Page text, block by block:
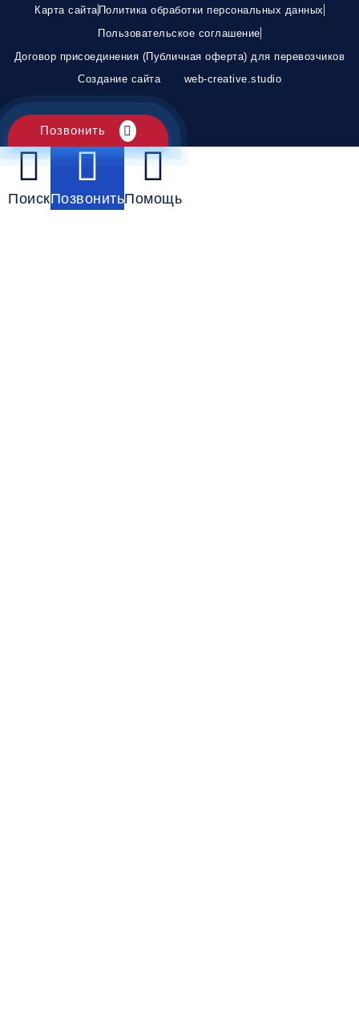
Карта сайта Политика обработки персональных данных
Пользовательское соглашение
Договор присоединения (Публичная оферта) для перевозчиков
Создание сайта
web-creative.studio
Позвонить
ПоискПозвонитьПомощь